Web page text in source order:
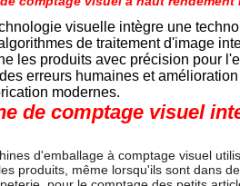
visuelle intègre une
de traitement d'image
les produits avec précision pour
erreurs humaines et
modernes.
de comptage visuel
d'emballage à comptage visuel
produits, même lorsqu'ils sont dans